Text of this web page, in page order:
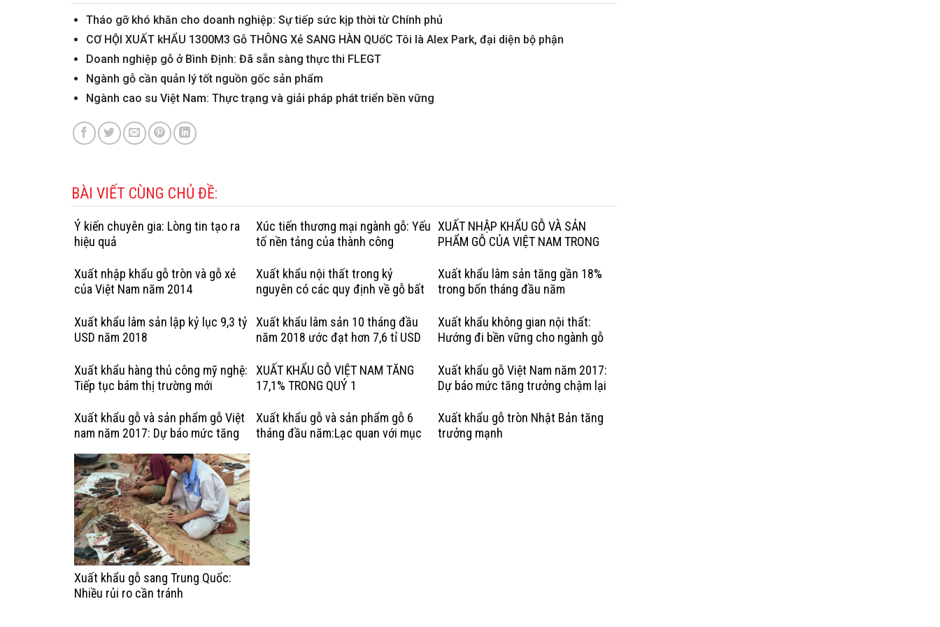
Tháo gỡ khó khăn cho doanh nghiệp: Sự tiếp sức kịp thời từ Chính phủ
CƠ HỘI XUẤT kHẨU 1300M3 Gỗ THÔNG Xẻ SANG HÀN QUốC Tôi là Alex Park, đại diện bộ phận
Doanh nghiệp gỗ ở Bình Định: Đã sẵn sàng thực thi FLEGT
Ngành gỗ cần quản lý tốt nguồn gốc sản phẩm
Ngành cao su Việt Nam: Thực trạng và giải pháp phát triển bền vững
BÀI VIẾT CÙNG CHỦ ĐỀ:
Ý kiến chuyên gia: Lòng tin tạo ra
hiệu quả
Xúc tiến thương mại ngành gỗ: Yếu
tố nền tảng của thành công
XUẤT NHẬP KHẨU GỖ VÀ SẢN
PHẨM GỖ CỦA VIỆT NAM TRONG
Xuất nhập khẩu gỗ tròn và gỗ xẻ
của Việt Nam năm 2014
Xuất khẩu nội thất trong kỷ
nguyên có các quy định về gỗ bất
Kỳ
Xuất khẩu lâm sản tăng gần 18%
trong bốn tháng đầu năm
Xuất khẩu lâm sản lập kỷ lục 9,3 tỷ
USD năm 2018
Xuất khẩu lâm sản 10 tháng đầu
năm 2018 ước đạt hơn 7,6 tỉ USD
Xuất khẩu không gian nội thất:
Hướng đi bền vững cho ngành gỗ
Xuất khẩu hàng thủ công mỹ nghệ:
Tiếp tục bám thị trường mới
XUẤT KHẨU GỖ VIỆT NAM TĂNG
17,1% TRONG QUÝ 1
Xuất khẩu gỗ Việt Nam năm 2017:
Dự báo mức tăng trưởng chậm lại
Xuất khẩu gỗ và sản phẩm gỗ Việt
nam năm 2017: Dự báo mức tăng
Xuất khẩu gỗ và sản phẩm gỗ 6
tháng đầu năm:Lạc quan với mục
Xuất khẩu gỗ tròn Nhật Bản tăng
trưởng mạnh
Xuất khẩu gỗ sang Trung Quốc:
Nhiều rủi ro cần tránh